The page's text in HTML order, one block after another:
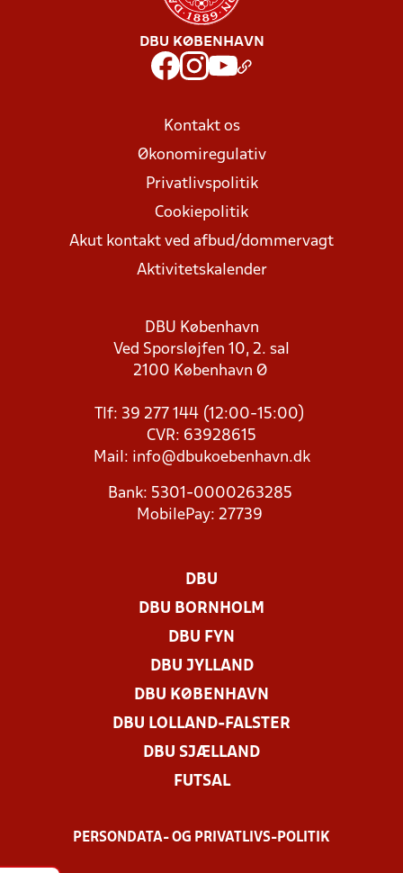
DBU KØBENHAVN
Kontakt os
Økonomiregulativ
Privatlivspolitik
Cookiepolitik
Akut kontakt ved afbud/dommervagt
Aktivitetskalender
DBU København
Ved Sporsløjfen 10, 2. sal
2100 København Ø
Tlf: 39 277 144 (12:00-15:00)
CVR: 63928615
Mail: info@dbukoebenhavn.dk
Bank: 5301-0000263285
MobilePay: 27739
DBU
DBU BORNHOLM
DBU FYN
DBU JYLLAND
DBU KØBENHAVN
DBU LOLLAND-FALSTER
DBU SJÆLLAND
FUTSAL
PERSONDATA- OG PRIVATLIVS-POLITIK